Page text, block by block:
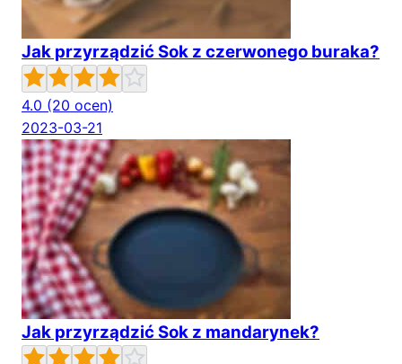
Jak przyrządzić Sok z czerwonego buraka?
4.0 (20 ocen)
2023-03-21
Jak przyrządzić Sok z mandarynek?